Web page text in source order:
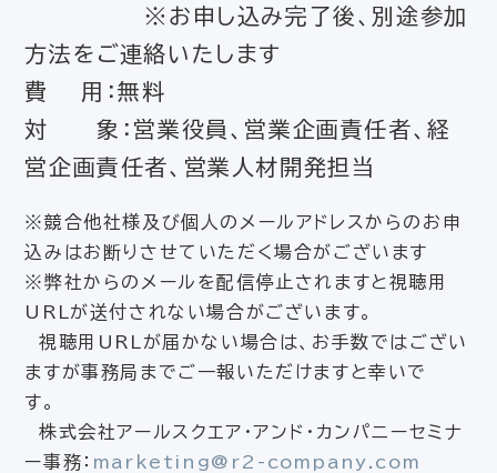
※お申し込み完了後、別途参加
方法をご連絡いたします
費 用：無料
対 象：営業役員、営業企画責任者、経
営企画責任者、営業人材開発担当
※競合他社様及び個人のメールアドレスからのお申
込みはお断りさせていただく場合がございます
※弊社からのメールを配信停止されますと視聴用
URLが送付されない場合がございます。
視聴用URLが届かない場合は、お手数ではござい
ますが事務局までご一報いただけますと幸いで
す。
株式会社アールスクエア・アンド・カンパニーセミナ
ー事務： marketing@r2-company.com